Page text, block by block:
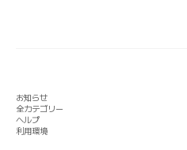
お知らせ
全カテゴリー
ヘルプ
利用環境